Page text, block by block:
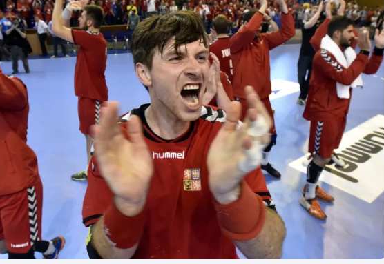
Curling
Dostihy
Florbal
Futsal
Golf
Gymnastika
Moderní pětiboj
Motorsport
Olympijské hry
Parasport
Plavání
Plážový volejbal
Triatlon
Veslování
Vodní slalom
Volejbal
Ostatní